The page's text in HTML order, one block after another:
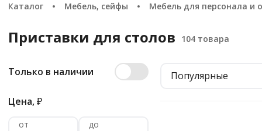
Каталог Мебель, сейфы Мебель для персонала
Приставки для столов
Только в наличии
Цена,₽
от до
Популярные